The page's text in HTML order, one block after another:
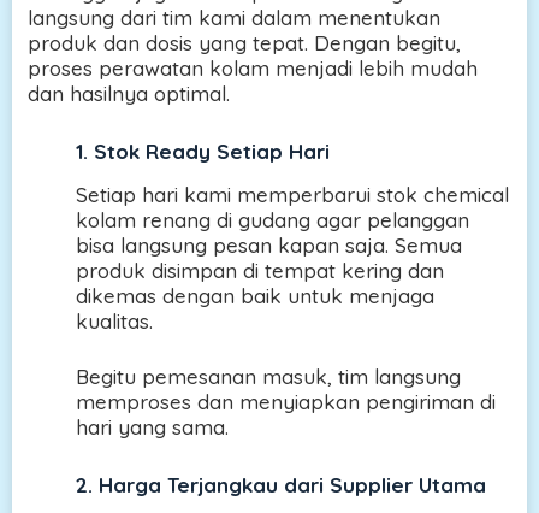
langsung dari tim kami dalam menentukan
produk dan dosis yang tepat. Dengan begitu,
proses perawatan kolam menjadi lebih mudah
dan hasilnya optimal.
1. Stok Ready Setiap Hari
Setiap hari kami memperbarui stok chemical
kolam renang di gudang agar pelanggan
bisa langsung pesan kapan saja. Semua
produk disimpan di tempat kering dan
dikemas dengan baik untuk menjaga
kualitas.
Begitu pemesanan masuk, tim langsung
memproses dan menyiapkan pengiriman di
hari yang sama.
2. Harga Terjangkau dari Supplier Utama